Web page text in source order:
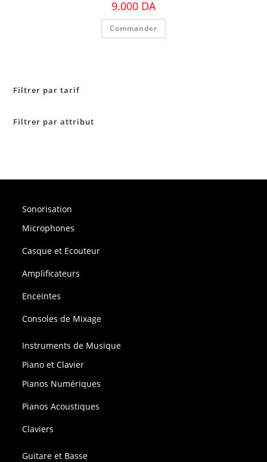
9.000 DA
Commander
Filtrer par tarif
Filtrer par attribut
Sonorisation
Microphones
Casque et Ecouteur
Amplificateurs
Enceintes
Consoles de Mixage
Instruments de Musique
Piano et Clavier
Pianos Numériques
Pianos Acoustiques
Claviers
Guitare et Basse